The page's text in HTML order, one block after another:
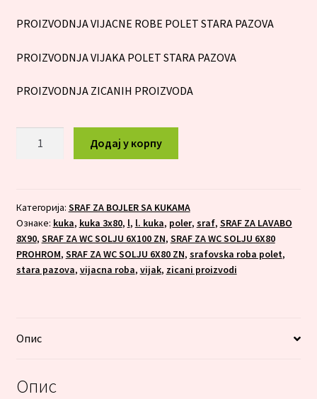
PROIZVODNJA VIJACNE ROBE POLET STARA PAZOVA
PROIZVODNJA VIJAKA POLET STARA PAZOVA
PROIZVODNJA ZICANIH PROIZVODA
10X100
количина
Додај у корпу
Категорија: SRAF ZA BOJLER SA KUKAMA
Ознаке: kuka, kuka 3x80, l, l. kuka, poler, sraf, SRAF ZA LAVABO
8X90, SRAF ZA WC SOLJU 6X100 ZN, SRAF ZA WC SOLJU 6X80
PROHROM, SRAF ZA WC SOLJU 6X80 ZN, srafovska roba polet,
stara pazova, vijacna roba, vijak, zicani proizvodi
Опис
Опис